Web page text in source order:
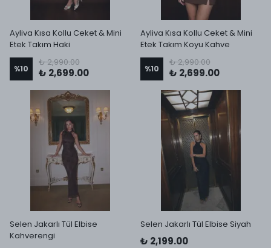
Ayliva Kısa Kollu Ceket & Mini
Etek Takım Haki
%10
₺ 2,990.00
₺ 2,699.00
Ayliva Kısa Kollu Ceket & Mini
Etek Takım Koyu Kahve
%10
₺ 2,990.00
₺ 2,699.00
Selen Jakarlı Tül Elbise
Kahverengi
Selen Jakarlı Tül Elbise Siyah
₺ 2,199.00